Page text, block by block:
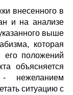
внесенного в
и на анализе
выше
которая
его положений
объясняется
нежеланием
ситуацию с